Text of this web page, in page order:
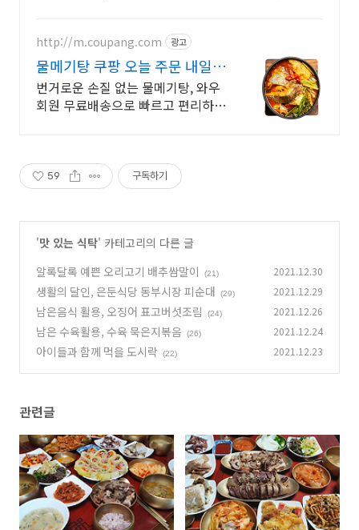
http://m.coupang.com 광고
물메기탕 쿠팡 오늘 주문 내일
도착 로켓
번거로운 손질 없는 물메기탕, 와우
회원 무료배송으로 빠르고 편리하
59 구독하기
'맛 있는 식탁' 카테고리의 다른 글
알록달록 예쁜 오리고기 배추쌈말이
(21) 2021.12.30
생활의 달인, 은둔식당 동부시장 피순대 (29) 2021.12.29
남은음식 활용, 오징어 표고버섯조림 (24) 2021.12.26
남은 수육활용, 수육 묵은지볶음 (26) 2021.12.24
아이들과 함께 먹을 도시락 (22) 2021.12.23
관련글